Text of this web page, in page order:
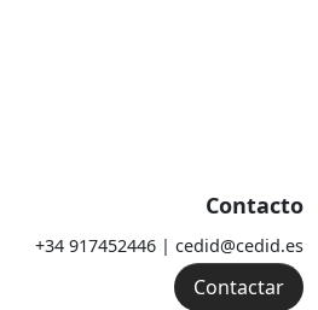
Contacto
+34 917452446 | cedid@cedid.es
Contactar